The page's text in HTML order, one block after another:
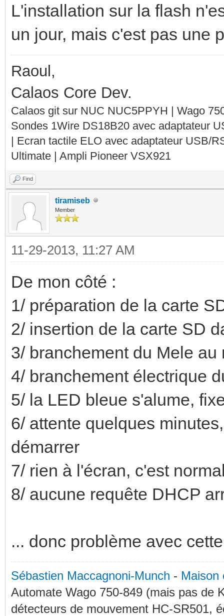
L'installation sur la flash
un jour, mais c'est pas une
Raoul,
Calaos Core Dev.
Calaos git sur NUC NUC5PPYH | Wago
Sondes 1Wire DS18B20 avec adaptateur
| Ecran tactile ELO avec adaptateur USB/
Ultimate | Ampli Pioneer VSX921
Find
tiramiseb
Member
11-29-2013, 11:27 AM
De mon côté :
1/ préparation de la carte
2/ insertion de la carte SD
3/ branchement du Mele
4/ branchement électrique
5/ la LED bleue s'alume,
6/ attente quelques
démarrer
7/ rien à l'écran, c'est
8/ aucune requête DHCP
... donc problème avec
Sébastien Maccagnoni-Munch - Maison
Automate Wago 750-849 (mais pas de
détecteurs de mouvement HC-SR501,